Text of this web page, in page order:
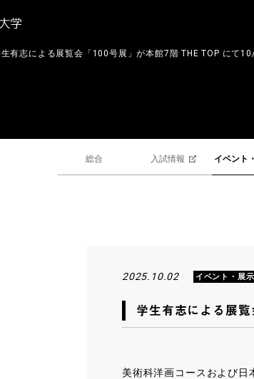
有志による展覧会「100号展」が本館7階 THE TOP にて
総合 入試情報 イベント
2025.10.02 イベント・展
学生有志による展
美術科洋画コースおよび日